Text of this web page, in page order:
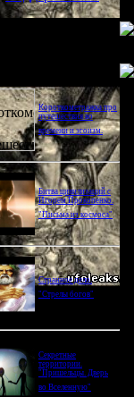
Короткометражка про
путешествия во
времени и эгоизм.
Битва цивилизаций с
Игорем Прокопенко.
"Письма из космоса"
Странное дело.
"Стрелы богов"
Секретные
территории.
"Пришельцы. Дверь
во Вселенную"